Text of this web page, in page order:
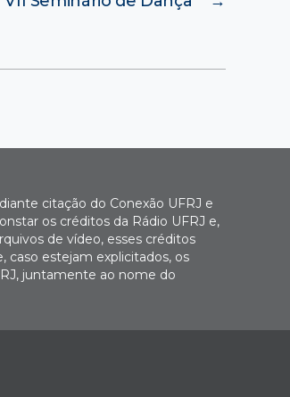
citação do Conexão UFRJ e
os créditos da Rádio UFRJ e,
de vídeo, esses créditos
caso estejam explicitados, os
juntamente ao nome do